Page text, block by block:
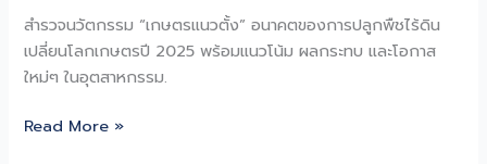
สำรวจนวัตกรรม “เกษตรแนวตั้ง” อนาคตของการปลูกพืชไร้ดิน
เปลี่ยนโลกเกษตรปี 2025 พร้อมแนวโน้ม ผลกระทบ และโอกาส
ใหม่ๆ ในอุตสาหกรรม.
เกษตร
Read More »